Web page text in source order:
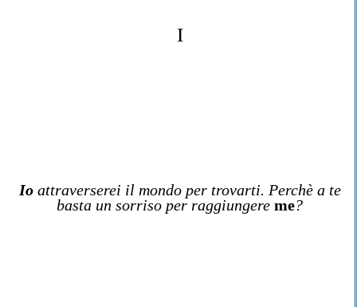
I
Ioattraverserei il mondo per trovarti. Perchè a te
basta un sorriso per raggiungereme?